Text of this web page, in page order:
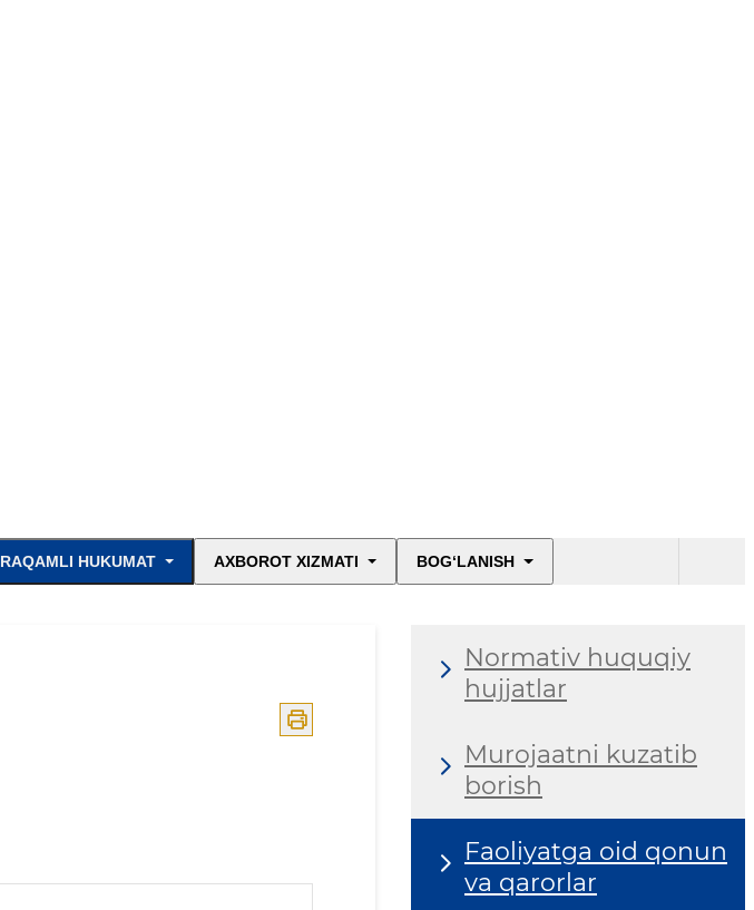
RAQAMLI HUKUMAT AXBOROT XIZMATI BOG‘LANISH
Normativ huquqiy
hujjatlar
Murojaatni kuzatib
borish
Faoliyatga oid qonun
va qarorlar